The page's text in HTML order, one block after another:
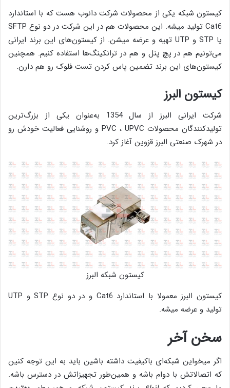
کیستون شبکه یکی از محصولات شرکت دانوب هست که با استاندارد
Cat6 تولید میشه. این محصولات هم در این شرکت در دو نوع SFTP
یا STP و UTP تهیه و عرضه میشن. از کیستون‌های این برند ایرانی
می‌تونیم هم در پچ پنل و هم در ترانکینگ‌ها استفاده کنیم. همچنین
کیستون‌های این برند تضمین پاس کردن تست فلوک رو هم دارن.
کیستون البرز
شرکت ایرانی البرز از سال 1354 به‌عنوان یکی از بزرگ‌ترین
تولید‌کنندگان محصولات PVC ، UPVC و روشنایی فعالیت خودش رو
در شهرک صنعتی البرز قزوین آغاز کرد.
کیستون شبکه البرز
کیستون البرز معمولا با استاندارد Cat6 و در دو نوع STP و UTP
تولید و عرضه میشه.
سخن آخر
اگر میخواین شبکه‌ای باکیفیت داشته باشین باید به این توجه کنین
که اتصالاتش با دوام باشه و همین‌طور تجهیزاتش در دسترس باشه.